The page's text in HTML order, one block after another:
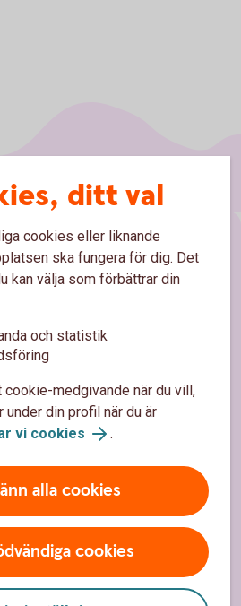
ditt val
cookies eller liknande
ska fungera för dig. Det
kan välja som förbättrar din
och statistik
cookie-medgivande när du vill,
din profil när du är
vi cookies .
alla cookies
cookies
Vena Sparbank